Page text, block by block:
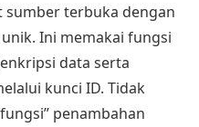
sumber terbuka dengan
Ini memakai fungsi
data serta
kunci ID. Tidak
penambahan